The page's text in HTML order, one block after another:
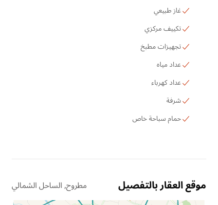
غاز طبيعي
تكييف مركزي
تجهيزات مطبخ
عداد مياه
عداد كهرباء
شرفة
حمام سباحة خاص
موقع العقار بالتفصيل مطروح, الساحل الشمالي